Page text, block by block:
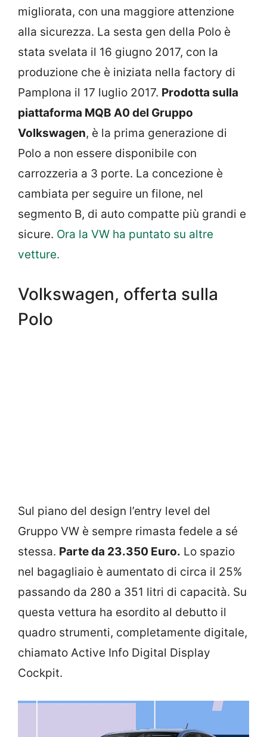
migliorata, con una maggiore attenzione
alla sicurezza. La sesta gen della Polo è
stata svelata il 16 giugno 2017, con la
produzione che è iniziata nella factory di
Pamplona il 17 luglio 2017. Prodotta sulla
piattaforma MQB A0 del Gruppo
Volkswagen, è la prima generazione di
Polo a non essere disponibile con
carrozzeria a 3 porte. La concezione è
cambiata per seguire un filone, nel
segmento B, di auto compatte più grandi e
sicure. Ora la VW ha puntato su altre
vetture.
Volkswagen, offerta sulla
Polo
Sul piano del design l’entry level del
Gruppo VW è sempre rimasta fedele a sé
stessa. Parte da 23.350 Euro. Lo spazio
nel bagagliaio è aumentato di circa il 25%
passando da 280 a 351 litri di capacità. Su
questa vettura ha esordito al debutto il
quadro strumenti, completamente digitale,
chiamato Active Info Digital Display
Cockpit.